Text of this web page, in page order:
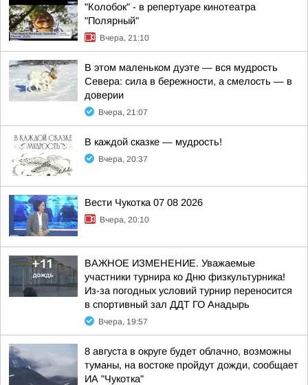
"Колобок" - в репертуаре кинотеатра
"Полярный"
Вчера, 21:10
В этом маленьком дуэте — вся мудрость
Севера: сила в бережности, а смелость — в
доверии
Вчера, 21:07
В каждой сказке — мудрость!
Вчера, 20:37
Вести Чукотка 07 08 2026
Вчера, 20:10
ВАЖНОЕ ИЗМЕНЕНИЕ. Уважаемые
участники турнира ко Дню физкультурника!
Из-за погодных условий турнир переносится
в спортивный зал ДДТ ГО Анадырь
Вчера, 19:57
8 августа в округе будет облачно, возможны
туманы, на востоке пройдут дожди, сообщает
ИА "Чукотка"